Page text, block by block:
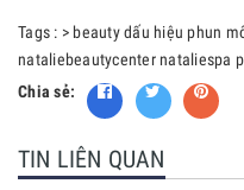
Tags : > beauty dấu hiệu phun
nataliebeautycenter nataliespa
Chia sẻ:
TIN LIÊN QUAN